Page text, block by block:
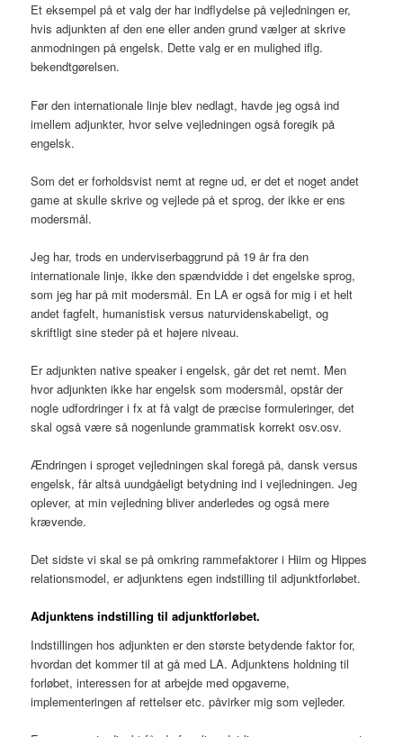
Et eksempel på et valg der har indflydelse på vejledningen er,
hvis adjunkten af den ene eller anden grund vælger at skrive
anmodningen på engelsk. Dette valg er en mulighed iflg.
bekendtgørelsen.
Før den internationale linje blev nedlagt, havde jeg også ind
imellem adjunkter, hvor selve vejledningen også foregik på
engelsk.
Som det er forholdsvist nemt at regne ud, er det et noget andet
game at skulle skrive og vejlede på et sprog, der ikke er ens
modersmål.
Jeg har, trods en underviserbaggrund på 19 år fra den
internationale linje, ikke den spændvidde i det engelske sprog,
som jeg har på mit modersmål. En LA er også for mig i et helt
andet fagfelt, humanistisk versus naturvidenskabeligt, og
skriftligt sine steder på et højere niveau.
Er adjunkten native speaker i engelsk, går det ret nemt. Men
hvor adjunkten ikke har engelsk som modersmål, opstår der
nogle udfordringer i fx at få valgt de præcise formuleringer, det
skal også være så nogenlunde grammatisk korrekt osv.osv.
Ændringen i sproget vejledningen skal foregå på, dansk versus
engelsk, får altså uundgåeligt betydning ind i vejledningen. Jeg
oplever, at min vejledning bliver anderledes og også mere
krævende.
Det sidste vi skal se på omkring rammefaktorer i Hiim og Hippes
relationsmodel, er adjunktens egen indstilling til adjunktforløbet.
Adjunktens indstilling til adjunktforløbet.
Indstillingen hos adjunkten er den største betydende faktor for,
hvordan det kommer til at gå med LA. Adjunktens holdning til
forløbet, interessen for at arbejde med opgaverne,
implementeringen af rettelser etc. påvirker mig som vejleder.